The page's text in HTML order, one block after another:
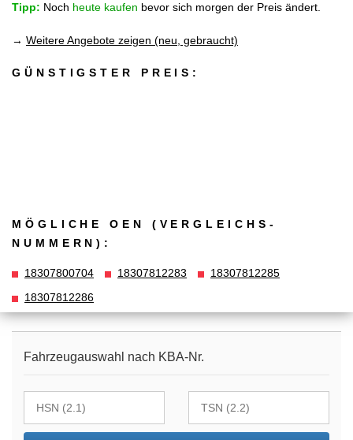
Tipp: Noch heute kaufen bevor sich morgen der Preis ändert.
→ Weitere Angebote zeigen (neu, gebraucht)
GÜNSTIGSTER PREIS:
MÖGLICHE OEN (VERGLEICHS­
NUMMERN):
18307800704 18307812283
18307812285
18307812286
Fahrzeugauswahl nach KBA-Nr.